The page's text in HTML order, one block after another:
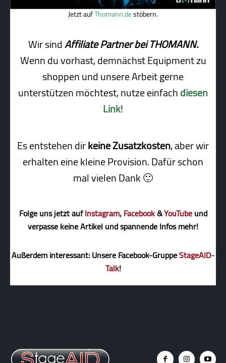
Jetzt aufThomann.destöbern.
Wir sindAffiliate Partner bei THOMANN.
Wenn du vorhast, demnächst Equipment zu
shoppen und unsere Arbeit gerne
unterstützen möchtest, nutze einfachdiesen
Link!
Es entstehen dirkeine Zusatzkosten, aber wir
erhalten eine kleine Pro­vi­sion. Dafür schon
mal vielen Dank 🙂
Folge uns jetzt aufInstagram,Facebook&YouTubeund
verpasse keine Artikel und spannende Infos mehr!
Außerdem interessant: Unsere Facebook-GruppeStageAID-
Talk!